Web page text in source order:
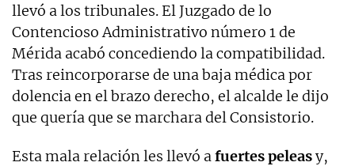
llevó a los tribunales. El Juzgado de lo
Contencioso Administrativo número 1 de
Mérida acabó concediendo la compatibilidad.
Tras reincorporarse de una baja médica por
dolencia en el brazo derecho, el alcalde le dijo
que quería que se marchara del Consistorio.
Esta mala relación les llevó afuertes peleasy,